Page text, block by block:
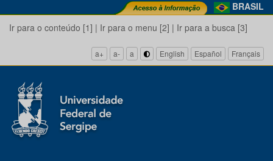
BRASIL
Ir para o conteúdo [1] | Ir para o menu [2] | Ir para a busca [3]
a+ a- a English Español Français